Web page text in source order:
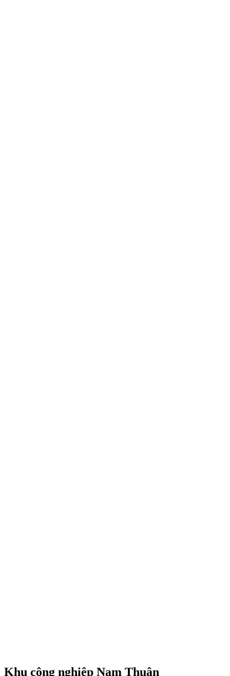
Khu công nghiệp Nam Thuận